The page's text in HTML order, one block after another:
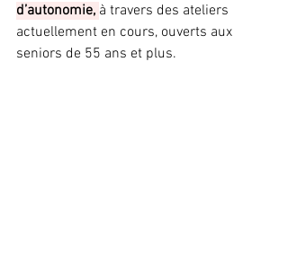
d’autonomie, à travers des ateliers
actuellement en cours, ouverts aux
seniors de 55 ans et plus.